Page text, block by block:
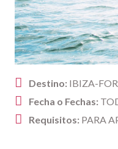
Destino: IBIZA-
Fecha o Fechas:
Requisitos: PARA